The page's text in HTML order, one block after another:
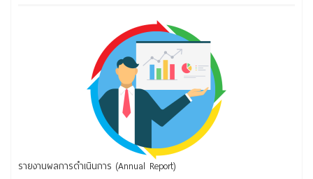
รายงานผลการดำเนินการ (Annual Report)